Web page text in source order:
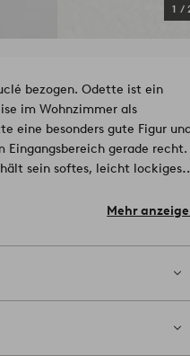
1 /
bezogen. Odette ist ein
im Wohnzimmer als
eine besonders gute Figur
gerade recht.
sein softes, leicht lockiges
Die äußerst
Der Korpus aus FSC-
kontrollierter und
nimmt.
Mehr